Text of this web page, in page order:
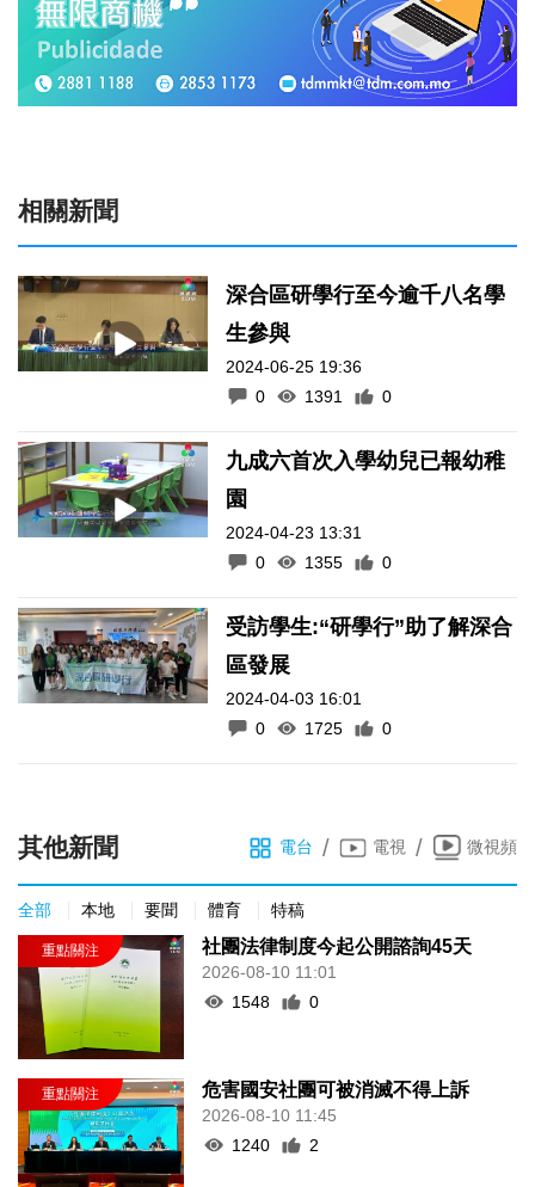
相關新聞
深合區研學行至今逾千八名學
生參與
2024-06-25 19:36
0
1391 0
九成六首次入學幼兒已報幼稚
園
2024-04-23 13:31
0
1355 0
受訪學生:“研學行”助了解深合
區發展
2024-04-03 16:01
0
1725 0
其他新聞 電台 / 電視 / 微視頻
全部 本地 要聞 體育 特稿
社團法律制度今起公開諮詢45天
2026-08-10 11:01
1548
0
危害國安社團可被消滅不得上訴
2026-08-10 11:45
1240
2